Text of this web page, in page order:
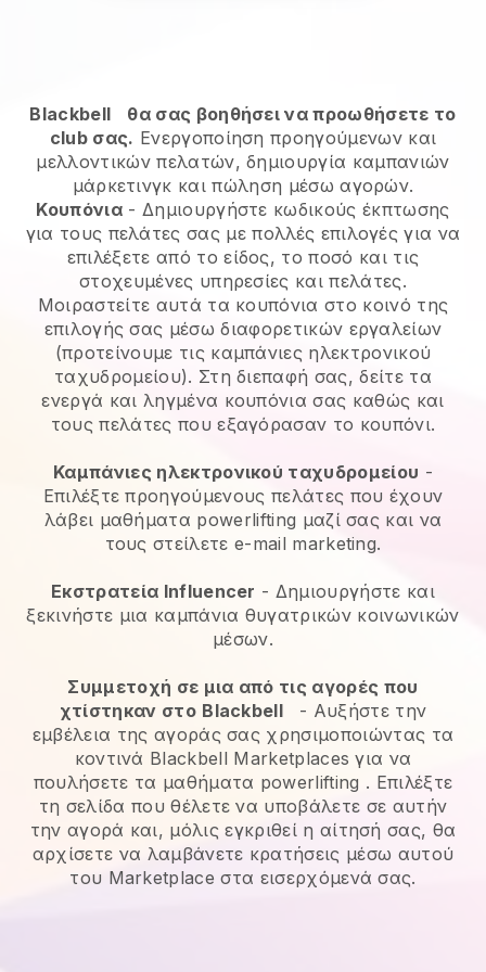
Blackbell
θα σας βοηθήσει να προωθήσετε το
club σας. Ενεργοποίηση προηγούμενων και
μελλοντικών πελατών, δημιουργία καμπανιών
μάρκετινγκ και πώληση μέσω αγορών.
Κουπόνια - Δημιουργήστε κωδικούς έκπτωσης
για τους πελάτες σας με πολλές επιλογές για να
επιλέξετε από το είδος, το ποσό και τις
στοχευμένες υπηρεσίες και πελάτες.
Μοιραστείτε αυτά τα κουπόνια στο κοινό της
επιλογής σας μέσω διαφορετικών εργαλείων
(προτείνουμε τις καμπάνιες ηλεκτρονικού
ταχυδρομείου). Στη διεπαφή σας, δείτε τα
ενεργά και ληγμένα κουπόνια σας καθώς και
τους πελάτες που εξαγόρασαν το κουπόνι.
Καμπάνιες ηλεκτρονικού ταχυδρομείου -
Επιλέξτε προηγούμενους πελάτες που έχουν
λάβει μαθήματα powerlifting μαζί σας και να
τους στείλετε e-mail marketing.
Εκστρατεία Influencer - Δημιουργήστε και
ξεκινήστε μια καμπάνια θυγατρικών κοινωνικών
μέσων.
Συμμετοχή σε μια από τις αγορές που
χτίστηκαν στο Blackbell - Αυξήστε την
εμβέλεια της αγοράς σας χρησιμοποιώντας τα
κοντινά Blackbell Marketplaces για να
πουλήσετε τα μαθήματα powerlifting . Επιλέξτε
τη σελίδα που θέλετε να υποβάλετε σε αυτήν
την αγορά και, μόλις εγκριθεί η αίτησή σας, θα
αρχίσετε να λαμβάνετε κρατήσεις μέσω αυτού
του Marketplace στα εισερχόμενά σας.